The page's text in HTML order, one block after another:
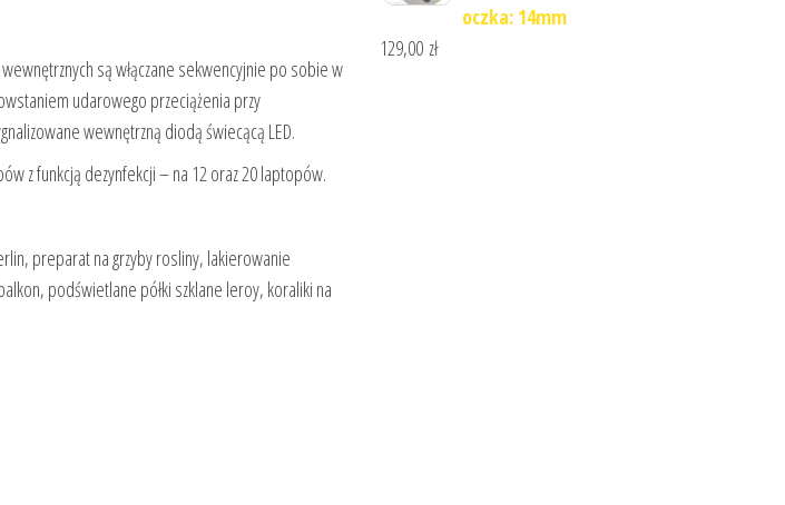
są włączane sekwencyjnie po sobie w
udarowego przeciążenia przy
wewnętrzną diodą świecącą LED.
z funkcją dezynfekcji – na 12 oraz 20 laptopów.
preparat na grzyby rosliny, lakierowanie
podświetlane półki szklane leroy, koraliki na
oczka: 14mm
129,00 zł